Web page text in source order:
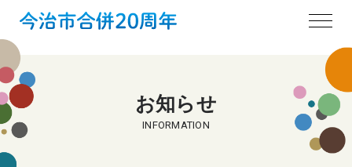
お知らせ
INFORMATION